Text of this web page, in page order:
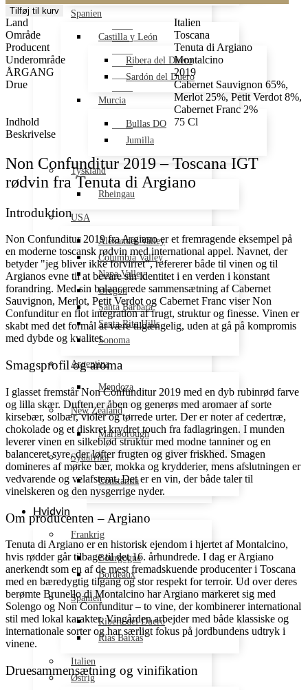
Spanien
Castilla y León
Ribera del Duero
Sardón del Duero
Murcia
Bullas DO
Jumilla
Tyskland
Rheingau
USA
Alexander Valley
Columbia Valley
Napa Valley
Oregon
Santa Barbara
Santa Rita Hills
Sonoma
Argentina
Mendoza
New Zealand
Marlborough
Sydafrika
Constantia
Hvidvin
Frankrig
Bourgogne
Bordeaux
Spanien
Ribera del Duero
Rías Baixas
Italien
Østrig
2019
antal
Tilføj til kurv
Land
Italien
Område
Toscana
Producent
Tenuta di Argiano
Underområde
Montalcino
ÅRGANG
2019
Drue
Cabernet Sauvignon 65%,
Merlot 25%, Petit Verdot 8%,
Cabernet Franc 2%
Indhold
75 Cl
Beskrivelse
Non Confunditur 2019 – Toscana IGT
rødvin fra Tenuta di Argiano
Introduktion
Non Confunditur 2019 fra Argiano er et fremragende eksempel på
en moderne toscansk rødvin med international appel. Navnet, der
betyder "jeg bliver ikke forvirret", refererer både til vinen og til
Argianos evne til at bevare sin identitet i en verden i konstant
forandring. Med sin balancerede sammensætning af Cabernet
Sauvignon, Merlot, Petit Verdot og Cabernet Franc viser Non
Confunditur en flot integration af frugt, struktur og finesse. Vinen er
skabt med det formål at være tilgængelig, uden at gå på kompromis
med dybde og kvalitet.
Smagsprofil og aroma
I glasset fremstår Non Confunditur 2019 med en dyb rubinrød farve
og lilla skær. Duften er åben og generøs med aromaer af sorte
kirsebær, solbær, violer og tørrede urter. Der er noter af cedertræ,
chokolade og et diskret krydret touch fra fadlagringen. I munden
leverer vinen en silkeblød struktur med modne tanniner og en
balanceret syre, der løfter frugten og giver friskhed. Smagen
domineres af mørke bær, mokka og krydderier, mens afslutningen er
vedvarende og velafstemt. Det er en vin, der både taler til
vinelskeren og den nysgerrige nyder.
Om producenten – Argiano
Tenuta di Argiano er en historisk ejendom i hjertet af Montalcino,
hvis rødder går tilbage til det 16. århundrede. I dag er Argiano
anerkendt som en af de mest fremadskuende producenter i Toscana
med en bæredygtig tilgang og stor respekt for terroir. Ud over deres
berømte Brunello di Montalcino har Argiano markeret sig med
Solengo og Non Confunditur – to vine, der kombinerer international
stil med lokal karakter. Vingården arbejder med både klassiske og
internationale sorter og har særligt fokus på jordbundens udtryk i
vinene.
Druesammensætning og vinifikation